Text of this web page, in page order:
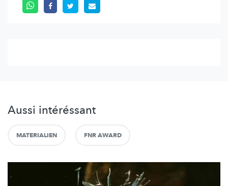
Aussi intéréssant
MATERIALIEN FNR AWARD